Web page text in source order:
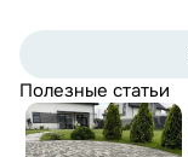
Полезные статьи